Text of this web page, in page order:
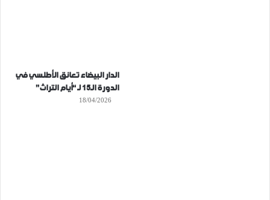
الدار البيضاء تعانق الأطلسي في
الدورة الـ15 لـ “أيام التراث”
18/04/2026